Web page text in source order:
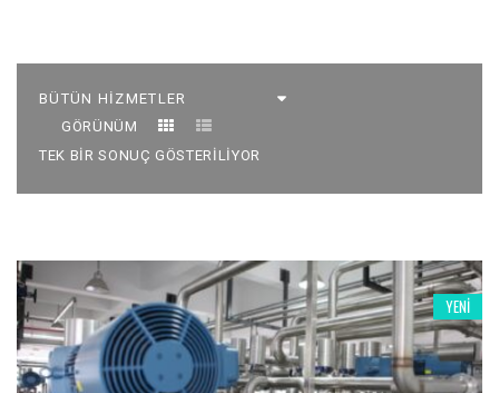
GÖRÜNÜM
TEK BIR SONUÇ GÖSTERILIYOR
YENI